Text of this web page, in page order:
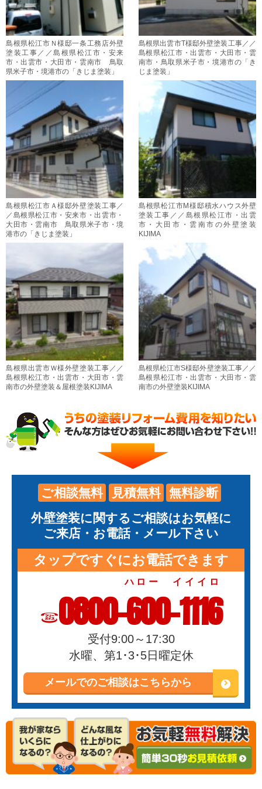
島根県松江市Ｎ様邸一条工務店外壁
塗装工事／／島根県松江市・安来
市・出雲市・大田市・雲南市 鳥取
県米子市・境港市の「きじま塗装」
島根県出雲市T様邸外壁塗装工事／／
島根県松江市・出雲市・大田市・雲
南市・鳥取県米子市・境港市の「き
じま塗装」
島根県松江市Ａ様邸外壁塗装工事／
／島根県松江市・安来市・出雲市・
大田市・雲南市 鳥取県米子市・境
港市の「きじま塗装」
島根県松江市M様邸積水ハウス外壁
塗装工事／／島根県松江市・出雲
市・大田市・雲南市の外壁塗装
KIJIMA
島根県出雲市Ｗ様外壁塗装工事／／
島根県松江市・出雲市・大田市・雲
南市の外壁塗装＆屋根塗装KIJIMA
島根県松江市S様邸外壁塗装工事／／
島根県松江市・出雲市・大田市・雲
南市の外壁塗装KIJIMA
ご相談無料 見積無料
無料診断
外壁塗装に関するご相談はお気軽に
ご来店・お電話・メール下さい
タップですぐにお電話できます
0800-600-1116
ハロー イイイロ
受付9:00～17:30
水曜、第1･3･5日曜定休
メールでのご相談はこちらから